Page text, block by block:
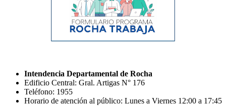
Intendencia Departamental de Rocha
Edificio Central: Gral. Artigas N° 176
Teléfono: 1955
Horario de atención al público: Lunes a Viernes 12:00 a 17:45